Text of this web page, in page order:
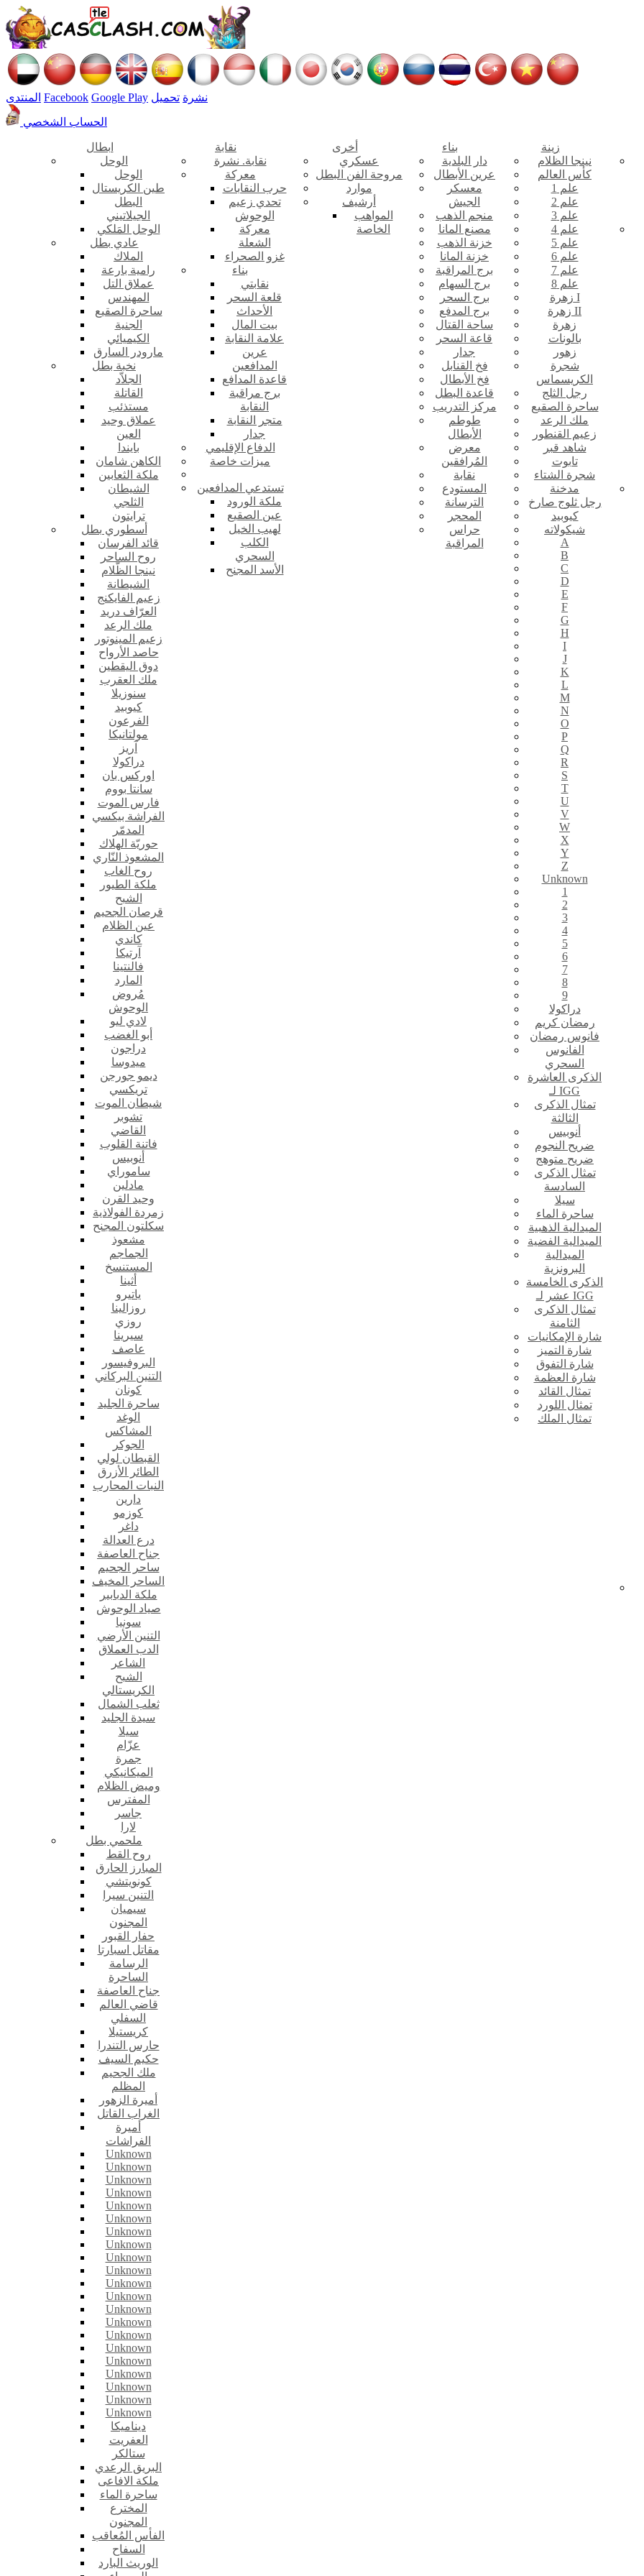
المنتدى Facebook Google Play نشرة تحميل
الحساب الشخصي
ابطال
الوحل
الوحل
طين الكريستال
البطل
الجيلاتيني
الوحل المَلكي
عادي بطل
الملاك
رامية بارعة
عملاق التل
المهندس
ساحرة الصقيع
الجنية
الكيميائي
مارودر السارق
نخبة بطل
الجلاّد
القاتلة
مستذئب
عملاق وحيد
العين
بايندا
الكاهن شامان
ملكة الثعابين
الشيطان
الثلجي
ترايتون
أسطوري بطل
قائد الفرسان
روح الساحر
نينجا الظّلام
الشيطانة
زعيم الفايكنج
العرّاف دريد
ملك الرعد
زعيم المينوتور
حاصد الأرواح
دوق اليقطين
ملك العقرب
سنوزيلا
كيوبيد
الفرعون
مولتانيكا
آريز
دراكولا
اوركس بان
سانتا بووم
فارس الموت
الفراشة بيكسي
المدمّر
حوريّة الهلاك
المشعوذ النّاري
روح الغاب
ملكة الطيور
الشبح
قرصان الجحيم
عين الظلام
كاندي
آرتيكا
فالنتينا
المارد
مُروض
الوحوش
لادي ليو
أبو الغضب
دراجون
ميدوسا
ديمو جورجن
تريكسي
شيطان الموت
تشوبر
القاضي
فاتنة القلوب
أنوبيس
ساموراي
مادلين
وحيد القرن
زمردة الفولاذية
سكلتون المجنح
مشعوذ
الجماجم
المستنسخ
أثينا
ياتيرو
روزالينا
روزي
سيرينا
عاصف
البروفيسور
التنين البركاني
كونان
ساحرة الجليد
الوغد
المشاكس
الجوكر
القبطان لولي
الطائر الأزرق
النبات المحارب
دارين
كوزمو
داغر
درع العدالة
جناح العاصفة
ساحر الجحيم
الساحر المخيف
ملكة الدبابير
صياد الوحوش
سونيا
التنين الأرضي
الدب العملاق
الشاعر
الشبح
الكريستالي
ثعلب الشمال
سيدة الجليد
سيلا
عزّام
جمرة
الميكانيكي
وميض الظلام
المفترس
جاسر
لارا
ملحمي بطل
روح القط
المبارز الحارق
كونويتشي
التنين سيرا
سيميان
المجنون
حفار القبور
مقاتل اسبارتا
الرسامة
الساحرة
جناح العاصفة
قاضي العالم
السفلي
كريستيلا
حارس التندرا
حكيم السيف
ملك الجحيم
المظلم
أميرة الزهور
الغراب القاتل
أميرة
الفراشات
Unknown
Unknown
Unknown
Unknown
Unknown
Unknown
Unknown
Unknown
Unknown
Unknown
Unknown
Unknown
Unknown
Unknown
Unknown
Unknown
Unknown
Unknown
Unknown
Unknown
Unknown
ديناميكا
العفريت
ستالكر
البريق الرعدي
ملكة الافاعى
ساحرة الماء
المخترع
المجنون
الفأس المُعاقب
السفاح
الوريث البارد
نقابة
نقابة. نشرة
معركة
حرب النقابات
تحدي زعيم
الوحوش
معركة
الشعلة
غزو الصحراء
بناء
نقابتي
قلعة السحر
الأحداث
بيت المال
علامة النقابة
عرين
المدافعين
قاعدة المدافع
برج مراقبة
النقابة
متجر النقابة
جدار
الدفاع الإقليمي
ميزات خاصة
تستدعي المدافعين
ملكة الورود
عين الصقيع
لهيب الخيل
الكلب
السحري
الأسد المجنح
أخرى
عسكري
مروحة الفن البطل
موارد
أرشيف
المواهب
الخاصة
بناء
دار البلدية
عرين الأبطال
معسكر
الجيش
منجم الذهب
مصنع المانا
خزنة الذهب
خزنة المانا
برج المراقبة
برج السهام
برج السحر
برج المدفع
ساحة القتال
قاعة السحر
جدار
فخ القنابل
فخ الأبطال
قاعدة البطل
مركز التدريب
طوطم
الأبطال
معرض
المُرافقين
نقابة
المستودع
الترسانة
المحجر
حراس
المراقبة
زينة
نينجا الظلام
كأس العالم
علم 1
علم 2
علم 3
علم 4
علم 5
علم 6
علم 7
علم 8
زهرة I
زهرة II
زهرة
بالونات
زهور
شجرة
الكريسماس
رجل الثلج
ساحرة الصقيع
ملك الرعد
زعيم القنطور
شاهد قبر
تابوت
شجرة الشتاء
مدخنة
رجل ثلوج صارخ
كيوبيد
شيكولاته
A
B
C
D
E
F
G
H
I
J
K
L
M
N
O
P
Q
R
S
T
U
V
W
X
Y
Z
Unknown
1
2
3
4
5
6
7
8
9
دراكولا
رمضان كريم
فانوس رمضان
الفانوس
السحري
الذكرى العاشرة
لـ IGG
تمثال الذكرى
الثالثة
أنوبيس
ضريح النجوم
ضريح متوهج
تمثال الذكرى
السادسة
سيلا
ساحرة الماء
الميدالية الذهبية
الميدالية الفضية
الميدالية
البرونزية
الذكرى الخامسة
عشر لـ IGG
تمثال الذكرى
الثامنة
شارة الإمكانيات
شارة التميز
شارة التفوق
شارة العظمة
تمثال القائد
تمثال اللورد
تمثال الملك